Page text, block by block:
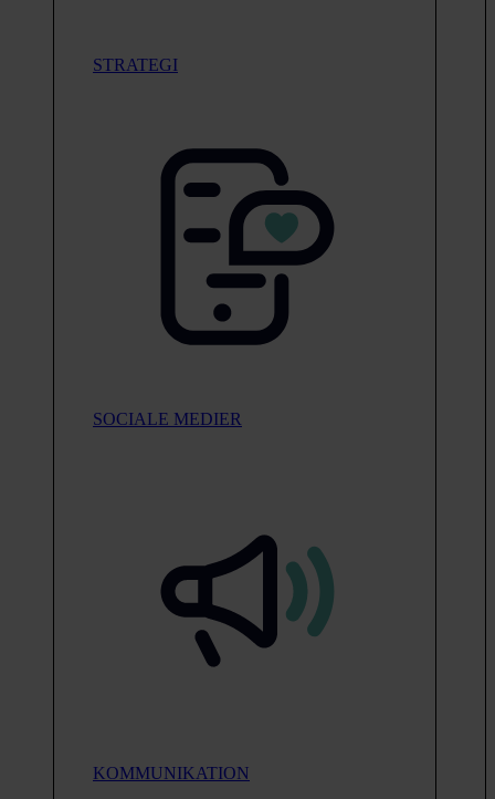
STRATEGI
SOCIALE MEDIER
KOMMUNIKATION